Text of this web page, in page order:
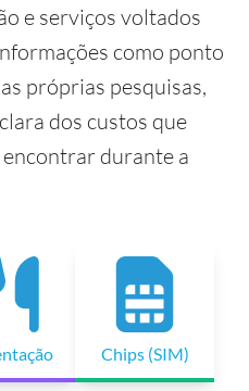
e serviços voltados
como ponto
próprias pesquisas,
dos custos que
durante a
Chips (SIM)